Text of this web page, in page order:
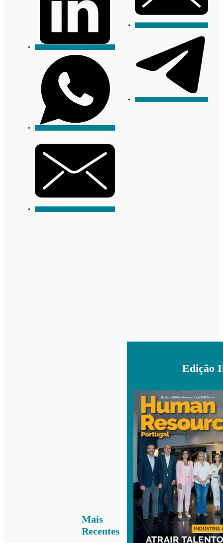
Mais
Recentes
Edição